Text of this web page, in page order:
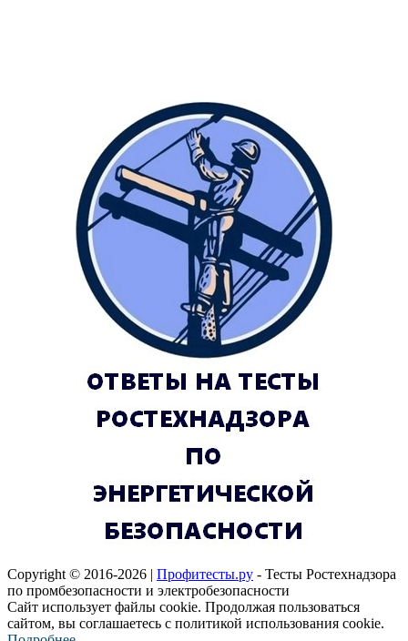
Copyright © 2016-2026 | Профитесты.ру - Тесты Ростехнадзора
по промбезопасности и электробезопасности
Сайт использует файлы cookie. Продолжая пользоваться
сайтом, вы соглашаетесь с политикой использования cookie.